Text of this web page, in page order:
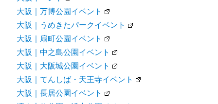
大阪｜万博公園イベント
大阪｜うめきたパークイベント
大阪｜扇町公園イベント
大阪｜中之島公園イベント
大阪｜大阪城公園イベント
大阪｜てんしば・天王寺イベント
大阪｜長居公園イベント